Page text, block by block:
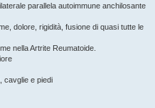
parallela autoimmune anchilosante
dolore, rigidità, fusione di quasi tutte le
nella Artrite Reumatoide.
cavglie e piedi